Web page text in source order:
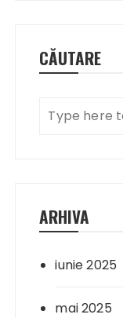
CĂUTARE
ARHIVA
iunie 2025
mai 2025